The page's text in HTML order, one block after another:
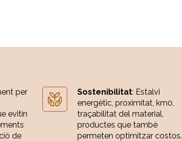
per
evitin
de
Sostenibilitat: Estalvi
energètic, proximitat, km0,
traçabilitat del material,
productes que també
permeten optimitzar costos.